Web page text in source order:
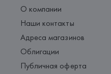
О компании
Наши контакты
Адреса магазинов
Облигации
Публичная оферта